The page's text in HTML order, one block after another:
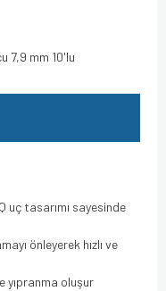
7,9 mm 10'lu
uç tasarımı sayesinde
önleyerek hızlı ve
yıpranma oluşur